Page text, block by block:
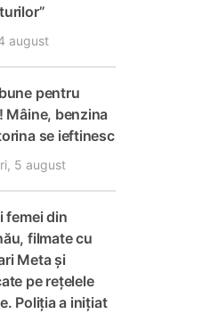
august
pentru
Mâine, benzina
se ieftinesc
5 august
femei din
filmate cu
Meta și
pe rețelele
Poliția a inițiat